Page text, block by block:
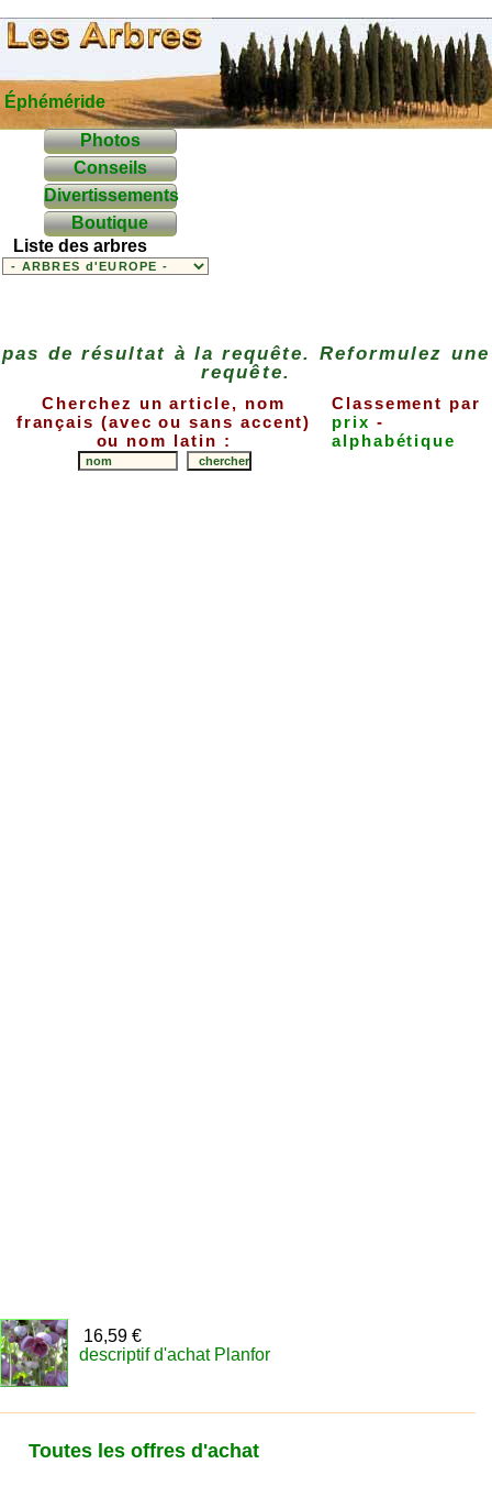
Éphéméride
Photos
Conseils
Divertissements
Boutique
Liste des arbres
pas de résultat à la requête. Reformulez une
requête.
Cherchez un article, nom
français (avec ou sans accent)
ou nom latin :
Classement par
prix -
alphabétique
16,59 €
descriptif d'achat Planfor
Toutes les offres d'achat